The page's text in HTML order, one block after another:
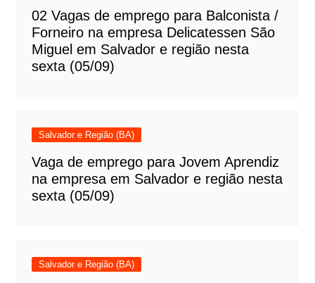
02 Vagas de emprego para Balconista /
Forneiro na empresa Delicatessen São
Miguel em Salvador e região nesta
sexta (05/09)
Salvador e Região (BA)
Vaga de emprego para Jovem Aprendiz
na empresa em Salvador e região nesta
sexta (05/09)
Salvador e Região (BA)